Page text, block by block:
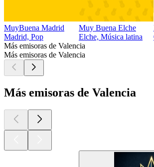
MuyBuena Madrid
Madrid, Pop
Muy Buena Elche
Elche, Música latina
Más emisoras de Valencia
Más emisoras de Valencia
Más emisoras de Valencia